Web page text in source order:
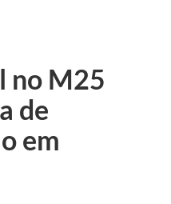
no M25
de
em